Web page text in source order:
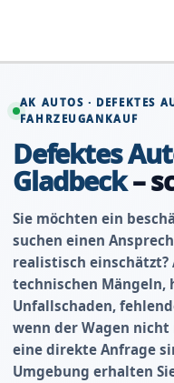
springen
AK AUTOS · DEFEKTES
FAHRZEUGANKAUF
Defektes
Gladbeck–
Sie möchten ein
suchen einen
realistisch einschätzt?
technischen Mängeln,
Unfallschaden,
wenn der Wagen
eine direkte Anfrage
Umgebung erhalten